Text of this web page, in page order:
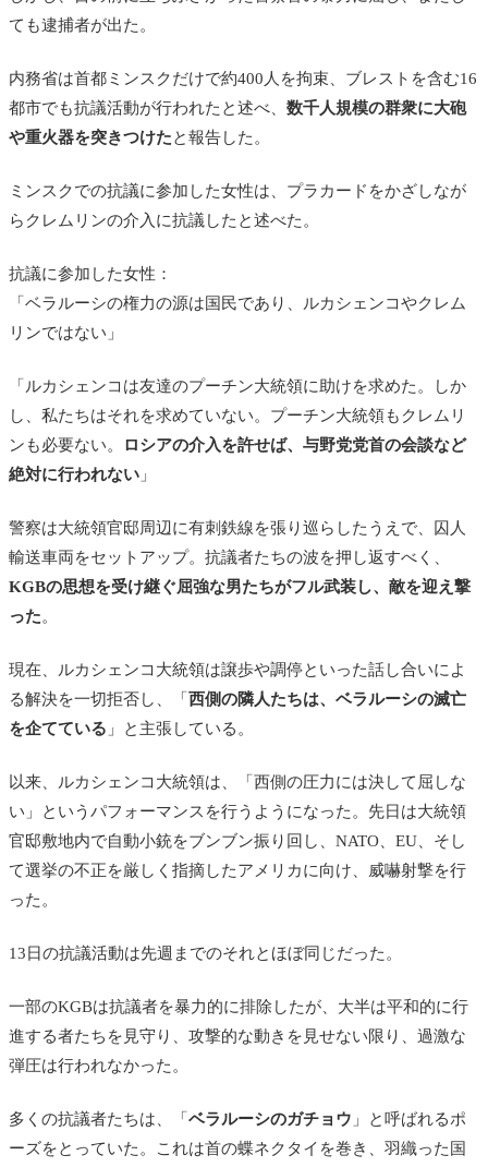
ても逮捕者が出た。
内務省は首都ミンスクだけで約400人を拘束、ブレストを含む16
都市でも抗議活動が行われたと述べ、 数千人規模の群衆に大砲
や重火器を突きつけたと報告した。
ミンスクでの抗議に参加した女性は、プラカードをかざしなが
らクレムリンの介入に抗議したと述べた。
抗議に参加した女性：
「ベラルーシの権力の源は国民であり、ルカシェンコやクレム
リンではない」
「ルカシェンコは友達のプーチン大統領に助けを求めた。しか
し、私たちはそれを求めていない。プーチン大統領もクレムリ
ンも必要ない。
ロシアの介入を許せば、与野党党首の会談など
絶対に行われない 」
警察は大統領官邸周辺に有刺鉄線を張り巡らしたうえで、囚人
輸送車両をセットアップ。抗議者たちの波を押し返すべく、
KGBの思想を受け継ぐ屈強な男たちがフル武装し、敵を迎え撃
った。
現在、ルカシェンコ大統領は譲歩や調停といった話し合いによ
る解決を一切拒否し、「 西側の隣人たちは、ベラルーシの滅亡
を企てている 」と主張している。
以来、ルカシェンコ大統領は、「西側の圧力には決して屈しな
い」というパフォーマンスを行うようになった。先日は大統領
官邸敷地内で自動小銃をブンブン振り回し、NATO、EU、そし
て選挙の不正を厳しく指摘したアメリカに向け、威嚇射撃を行
った。
13日の抗議活動は先週までのそれとほぼ同じだった。
一部のKGBは抗議者を暴力的に排除したが、大半は平和的に行
進する者たちを見守り、攻撃的な動きを見せない限り、過激な
弾圧は行われなかった。
多くの抗議者たちは、「 ベラルーシのガチョウ 」と呼ばれるポ
ーズをとっていた。これは首の蝶ネクタイを巻き、羽織った国